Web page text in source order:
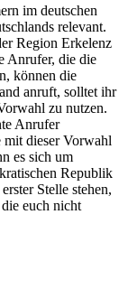
im deutschen
relevant.
Region Erkelenz
Anrufer, die die
können die
anruft, solltet ihr
zu nutzen.
Anrufer
dieser Vorwahl
es sich um
Republik
Stelle stehen,
euch nicht